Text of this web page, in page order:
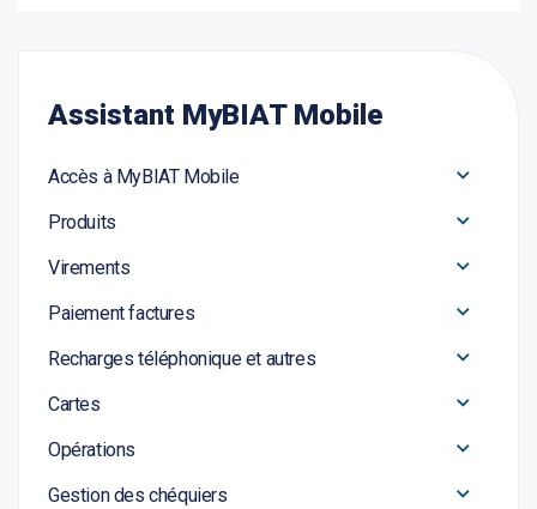
Assistant MyBIAT Mobile
Accès à MyBIAT Mobile
Produits
Virements
Paiement factures
Recharges téléphonique et autres
Cartes
Opérations
Gestion des chéquiers